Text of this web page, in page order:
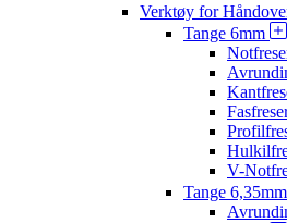
Verktøy for
Tange 6mm
V-
Tange